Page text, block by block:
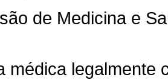
de Medicina e
médica legalmente